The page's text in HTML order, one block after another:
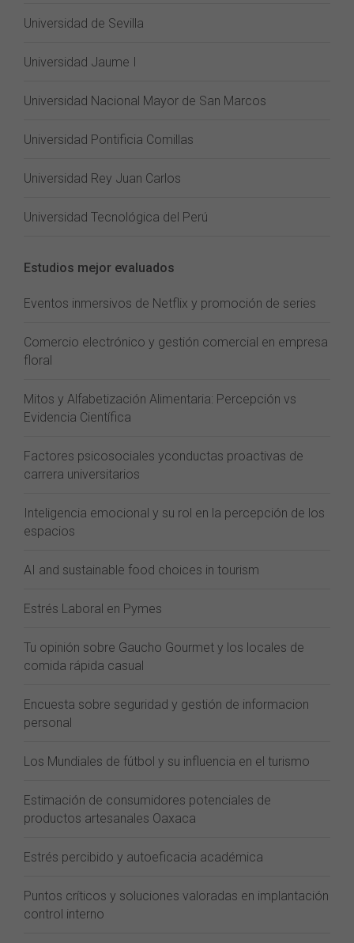
Universidad de Sevilla
Universidad Jaume I
Universidad Nacional Mayor de San Marcos
Universidad Pontificia Comillas
Universidad Rey Juan Carlos
Universidad Tecnológica del Perú
Estudios mejor evaluados
Eventos inmersivos de Netflix y promoción de series
Comercio electrónico y gestión comercial en empresa
floral
Mitos y Alfabetización Alimentaria: Percepción vs
Evidencia Científica
Factores psicosociales yconductas proactivas de
carrera universitarios
Inteligencia emocional y su rol en la percepción de los
espacios
AI and sustainable food choices in tourism
Estrés Laboral en Pymes
Tu opinión sobre Gaucho Gourmet y los locales de
comida rápida casual
Encuesta sobre seguridad y gestión de informacion
personal
Los Mundiales de fútbol y su influencia en el turismo
Estimación de consumidores potenciales de
productos artesanales Oaxaca
Estrés percibido y autoeficacia académica
Puntos críticos y soluciones valoradas en implantación
control interno